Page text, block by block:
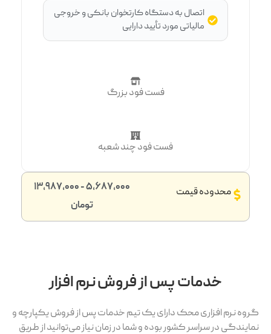
فست فود بزرگ
فست فود چند شعبه
اتصال به دستگاه کارتخوان بانکی و خروجی
مالیاتی مورد تأیید دارایی
محدوده قیمت
5,687,000 - 13,987,000
تومان
خدمات پس از فروش نرم افزار
گروه نرم افزاری محک دارای یک تیم خدمات پس از فروش یکپارچه و
نمایندگی در سراسر کشور بوده و شما در زمان نیاز می‌توانید از طریق